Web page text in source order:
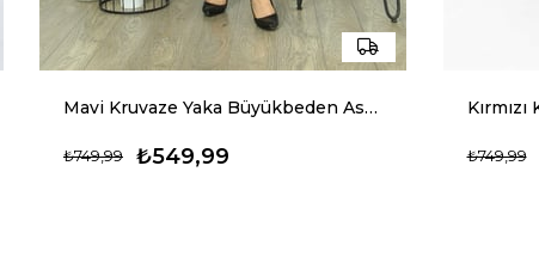
Mavi Kruvaze Yaka Büyükbeden Astarlı Şifon Elbise
₺549,99
₺749,99 ₺749,99